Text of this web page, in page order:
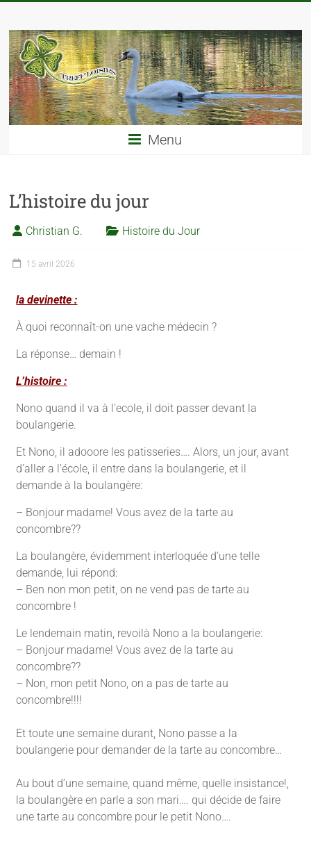
Menu
L’histoire du jour
Christian G. Histoire du Jour
15 avril 2026
la devinette :
À quoi reconnaît-on une vache médecin ?
La réponse… demain !
L’histoire :
Nono quand il va à l’ecole, il doit passer devant la
boulangerie.
Et Nono, il adooore les patisseries…. Alors, un jour, avant
d’aller a l’école, il entre dans la boulangerie, et il
demande à la boulangère:
– Bonjour madame! Vous avez de la tarte au
concombre??
La boulangère, évidemment interloquée d’une telle
demande, lui répond:
– Ben non mon petit, on ne vend pas de tarte au
concombre !
Le lendemain matin, revoilà Nono a la boulangerie:
– Bonjour madame! Vous avez de la tarte au
concombre??
– Non, mon petit Nono, on a pas de tarte au
concombre!!!!
Et toute une semaine durant, Nono passe a la
boulangerie pour demander de la tarte au concombre…
Au bout d’une semaine, quand même, quelle insistance!,
la boulangère en parle a son mari…. qui décide de faire
une tarte au concombre pour le petit Nono….